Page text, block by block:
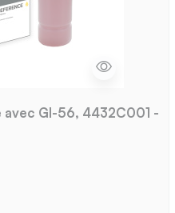
GI-56, 4432C001 -